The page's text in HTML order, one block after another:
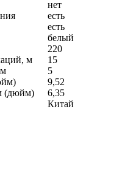
нет
есть
есть
белый
220
м
15
5
9,52
(дюйм)
6,35
Китай